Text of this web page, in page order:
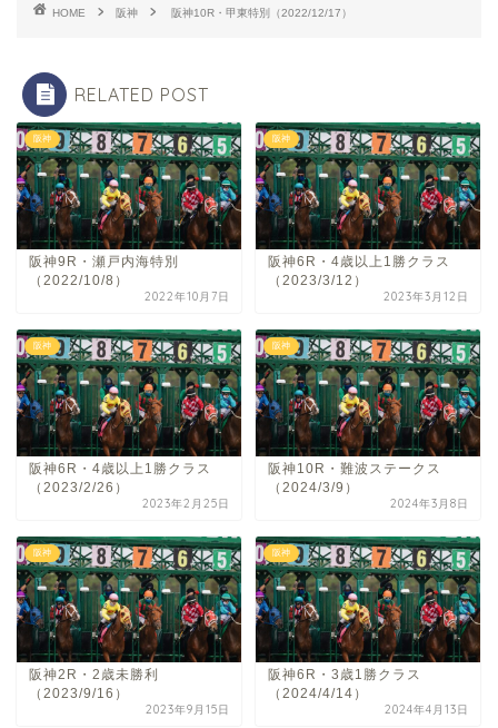
HOME 阪神 阪神10R・甲東特別（2022/12/17）
RELATED POST
阪神
阪神9R・瀬戸内海特別
（2022/10/8）
2022年10月7日
阪神
阪神6R・4歳以上1勝クラス
（2023/3/12）
2023年3月12日
阪神
阪神6R・4歳以上1勝クラス
（2023/2/26）
2023年2月25日
阪神
阪神10R・難波ステークス
（2024/3/9）
2024年3月8日
阪神
阪神2R・2歳未勝利
（2023/9/16）
2023年9月15日
阪神
阪神6R・3歳1勝クラス
（2024/4/14）
2024年4月13日